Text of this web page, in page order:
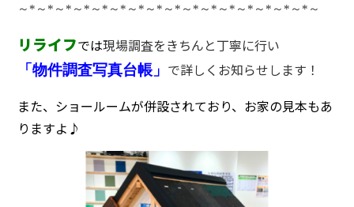
～ * ～ * ～ * ～ * ～ * ～ * ～ * ～ * ～ * ～ * ～ * ～ * ～ * ～ * ～ * ～ * ～
リライフでは現場調査をきちんと丁寧に行い
「物件調査写真台帳」 で詳しくお知らせします！
また、ショールームが併設されており、お家の見本もあ
りますよ♪